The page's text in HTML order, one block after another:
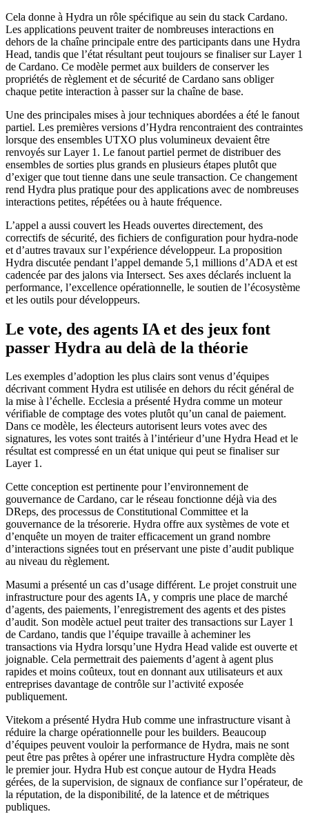
Cela donne à Hydra un rôle spécifique au sein du stack Cardano.
Les applications peuvent traiter de nombreuses interactions en
dehors de la chaîne principale entre des participants dans une Hydra
Head, tandis que l’état résultant peut toujours se finaliser sur Layer 1
de Cardano. Ce modèle permet aux builders de conserver les
propriétés de règlement et de sécurité de Cardano sans obliger
chaque petite interaction à passer sur la chaîne de base.
Une des principales mises à jour techniques abordées a été le fanout
partiel. Les premières versions d’Hydra rencontraient des contraintes
lorsque des ensembles UTXO plus volumineux devaient être
renvoyés sur Layer 1. Le fanout partiel permet de distribuer des
ensembles de sorties plus grands en plusieurs étapes plutôt que
d’exiger que tout tienne dans une seule transaction. Ce changement
rend Hydra plus pratique pour des applications avec de nombreuses
interactions petites, répétées ou à haute fréquence.
L’appel a aussi couvert les Heads ouvertes directement, des
correctifs de sécurité, des fichiers de configuration pour hydra-node
et d’autres travaux sur l’expérience développeur. La proposition
Hydra discutée pendant l’appel demande 5,1 millions d’ADA et est
cadencée par des jalons via Intersect. Ses axes déclarés incluent la
performance, l’excellence opérationnelle, le soutien de l’écosystème
et les outils pour développeurs.
Le vote, des agents IA et des jeux font
passer Hydra au delà de la théorie
Les exemples d’adoption les plus clairs sont venus d’équipes
décrivant comment Hydra est utilisée en dehors du récit général de
la mise à l’échelle. Ecclesia a présenté Hydra comme un moteur
vérifiable de comptage des votes plutôt qu’un canal de paiement.
Dans ce modèle, les électeurs autorisent leurs votes avec des
signatures, les votes sont traités à l’intérieur d’une Hydra Head et le
résultat est compressé en un état unique qui peut se finaliser sur
Layer 1.
Cette conception est pertinente pour l’environnement de
gouvernance de Cardano, car le réseau fonctionne déjà via des
DReps, des processus de Constitutional Committee et la
gouvernance de la trésorerie. Hydra offre aux systèmes de vote et
d’enquête un moyen de traiter efficacement un grand nombre
d’interactions signées tout en préservant une piste d’audit publique
au niveau du règlement.
Masumi a présenté un cas d’usage différent. Le projet construit une
infrastructure pour des agents IA, y compris une place de marché
d’agents, des paiements, l’enregistrement des agents et des pistes
d’audit. Son modèle actuel peut traiter des transactions sur Layer 1
de Cardano, tandis que l’équipe travaille à acheminer les
transactions via Hydra lorsqu’une Hydra Head valide est ouverte et
joignable. Cela permettrait des paiements d’agent à agent plus
rapides et moins coûteux, tout en donnant aux utilisateurs et aux
entreprises davantage de contrôle sur l’activité exposée
publiquement.
Vitekom a présenté Hydra Hub comme une infrastructure visant à
réduire la charge opérationnelle pour les builders. Beaucoup
d’équipes peuvent vouloir la performance de Hydra, mais ne sont
peut être pas prêtes à opérer une infrastructure Hydra complète dès
le premier jour. Hydra Hub est conçue autour de Hydra Heads
gérées, de la supervision, de signaux de confiance sur l’opérateur, de
la réputation, de la disponibilité, de la latence et de métriques
publiques.